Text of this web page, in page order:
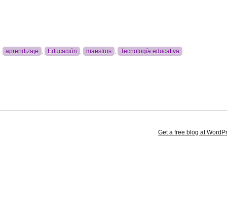
aprendizaje , Educación , maestros , Tecnología educativa
Get a free blog at